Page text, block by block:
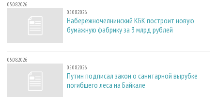
05.08.2026
05.08.2026
Набережночелнинский КБК построит новую
бумажную фабрику за 3 млрд рублей
05.08.2026
05.08.2026
Путин подписал закон о санитарной вырубке
погибшего леса на Байкале